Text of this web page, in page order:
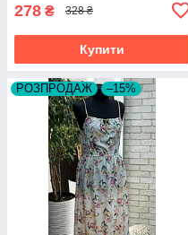
278 ₴ 328 ₴
Купити
РОЗПРОДАЖ –15%